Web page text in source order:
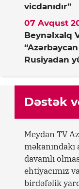
vicdanıdır”
Beynəlxalq
Rusiyadan
07 Avqust
Dəstək
Meydan TV
davamlı
ehtiyacımız
birdəfəlik